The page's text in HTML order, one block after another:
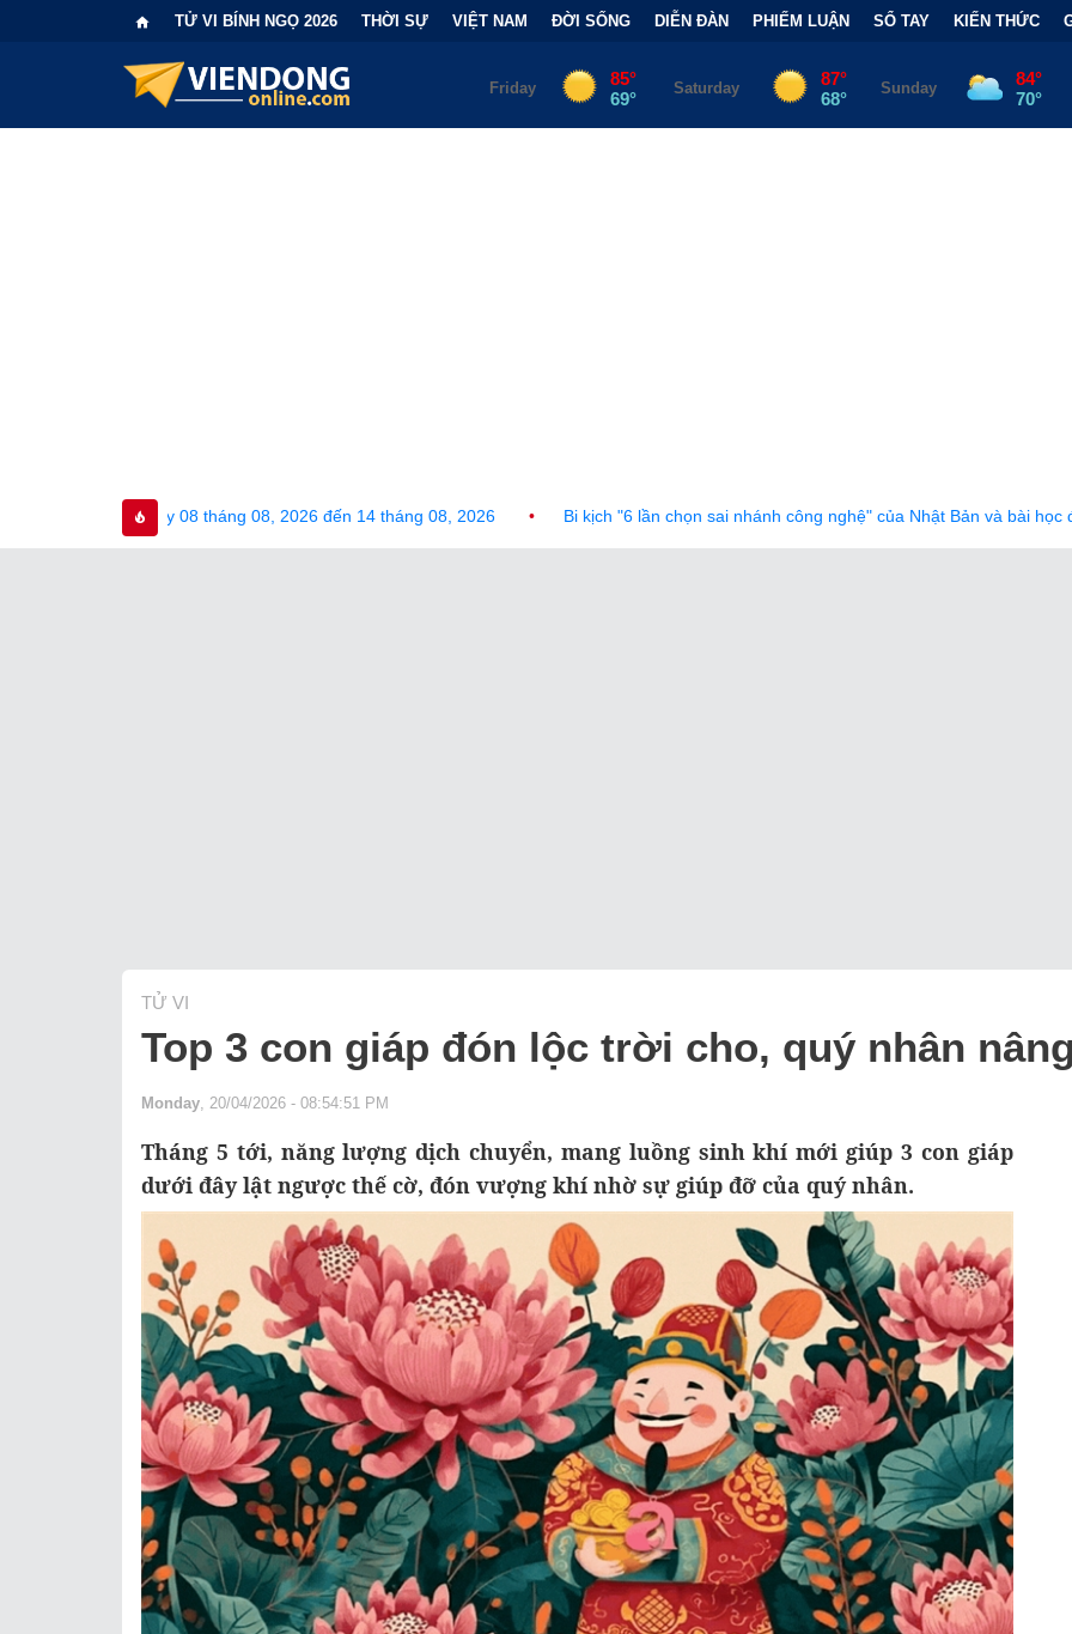
TỬ VI BÍNH NGỌ 2026 THỜI SỰ VIỆT NAM ĐỜI SỐNG DIỄN ĐÀN PHIẾM LUẬN SỔ TAY KIẾN THỨC
08 tháng 08, 2026 đến 14 tháng 08, 2026 • Bi kịch "6 lần chọn sai nhánh công nghệ" của Nhật Bản và bài học đắt giá • Bẫy
TỬ VI
Top 3 con giáp đón lộc trời cho, quý nhân
Monday , 20/04/2026 - 08:54:51 PM
Tháng 5 tới, năng lượng dịch chuyển, mang luồng sinh khí mới giúp 3 con giáp
dưới đây lật ngược thế cờ, đón vượng khí nhờ sự giúp đỡ của quý nhân.